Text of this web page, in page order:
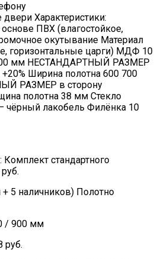
Характеристики:
ПВХ (влагостойкое,
окутывание Материал
горизонтальные царги) МДФ 10
мм НЕСТАНДАРТНЫЙ РАЗМЕР
Ширина полотна 600 700
РАЗМЕР в сторону
полотна 38 мм Стекло
лакобель Филёнка 10
стандартного
5 наличников) Полотно
/ 900 мм
руб.